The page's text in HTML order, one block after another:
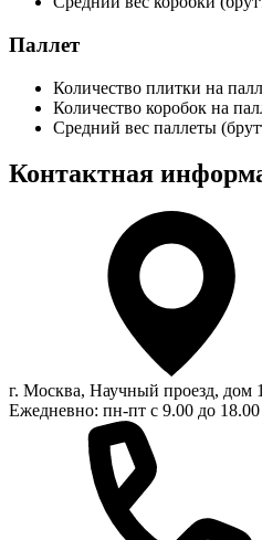
Паллет
Количество плитки на
Количество коробок на
Средний вес паллеты
Контактная
г. Москва, Научный проезд, дом
Ежедневно: пн-пт с 9.00 до 18.00